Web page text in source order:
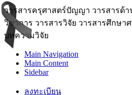
วารสารครุศาสตร์ปัญญา วารสารด้า
วิชาการ วารสารวิจัย วารสารศึกษา
บทความวิจัย
Main Navigation
Main Content
Sidebar
ลงทะเบียน